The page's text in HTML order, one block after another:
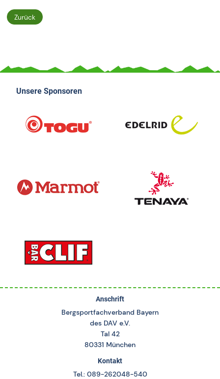
Zurück
Unsere Sponsoren
Anschrift
Bergsportfachverband Bayern
des DAV e.V.
Tal 42
80331 München
Kontakt
Tel.: 089-262048-540